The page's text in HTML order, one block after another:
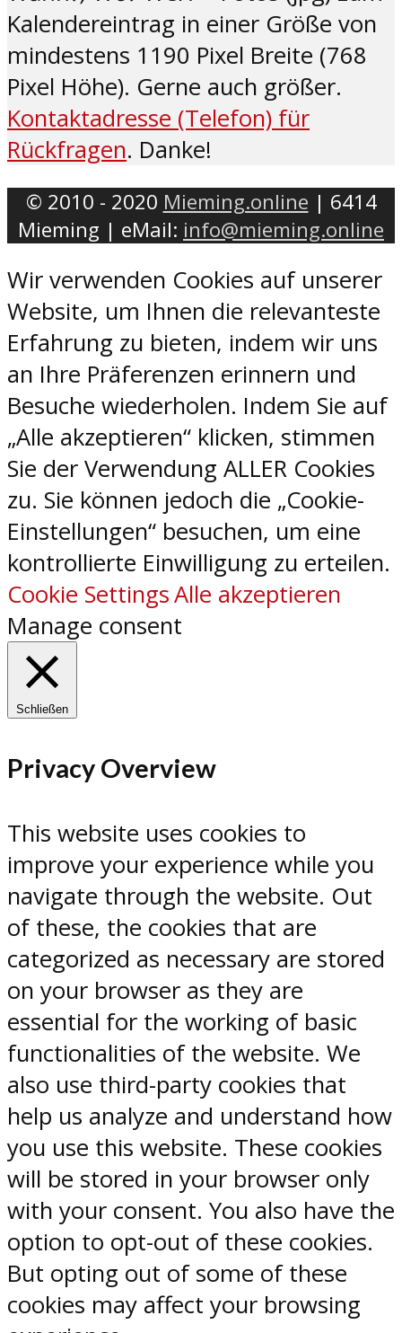
Kalendereintrag in einer Größe von
mindestens 1190 Pixel Breite (768
Pixel Höhe). Gerne auch größer.
Kontaktadresse (Telefon) für
Rückfragen. Danke!
© 2010 - 2020 Mieming.online | 6414
Mieming | eMail: info@mieming.online
Wir verwenden Cookies auf unserer
Website, um Ihnen die relevanteste
Erfahrung zu bieten, indem wir uns
an Ihre Präferenzen erinnern und
Besuche wiederholen. Indem Sie auf
„Alle akzeptieren“ klicken, stimmen
Sie der Verwendung ALLER Cookies
zu. Sie können jedoch die „Cookie-
Einstellungen“ besuchen, um eine
kontrollierte Einwilligung zu erteilen.
Cookie SettingsAlle akzeptieren
Manage consent
Schließen
Privacy Overview
This website uses cookies to
improve your experience while you
navigate through the website. Out
of these, the cookies that are
categorized as necessary are stored
on your browser as they are
essential for the working of basic
functionalities of the website. We
also use third-party cookies that
help us analyze and understand how
you use this website. These cookies
will be stored in your browser only
with your consent. You also have the
option to opt-out of these cookies.
But opting out of some of these
cookies may affect your browsing